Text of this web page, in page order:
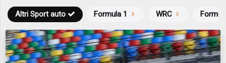
Formula 1 WRC
Altri Sport auto